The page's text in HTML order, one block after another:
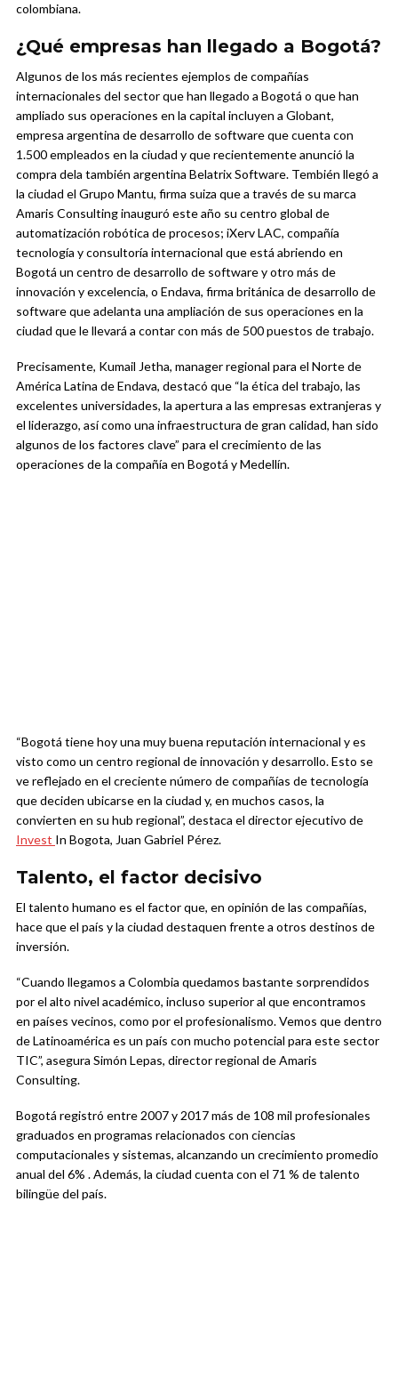
colombiana.
¿Qué empresas han llegado a Bogotá?
Algunos de los más recientes ejemplos de compañías
internacionales del sector que han llegado a Bogotá o que han
ampliado sus operaciones en la capital incluyen a Globant,
empresa argentina de desarrollo de software que cuenta con
1.500 empleados en la ciudad y que recientemente anunció la
compra dela también argentina Belatrix Software. Tembién llegó a
la ciudad el Grupo Mantu, firma suiza que a través de su marca
Amaris Consulting inauguró este año su centro global de
automatización robótica de procesos; iXerv LAC, compañía
tecnología y consultoría internacional que está abriendo en
Bogotá un centro de desarrollo de software y otro más de
innovación y excelencia, o Endava, firma británica de desarrollo de
software que adelanta una ampliación de sus operaciones en la
ciudad que le llevará a contar con más de 500 puestos de trabajo.
Precisamente, Kumail Jetha, manager regional para el Norte de
América Latina de Endava, destacó que “la ética del trabajo, las
excelentes universidades, la apertura a las empresas extranjeras y
el liderazgo, así como una infraestructura de gran calidad, han sido
algunos de los factores clave” para el crecimiento de las
operaciones de la compañía en Bogotá y Medellín.
“Bogotá tiene hoy una muy buena reputación internacional y es
visto como un centro regional de innovación y desarrollo. Esto se
ve reflejado en el creciente número de compañías de tecnología
que deciden ubicarse en la ciudad y, en muchos casos, la
convierten en su hub regional”, destaca el director ejecutivo de
Invest In Bogota, Juan Gabriel Pérez.
Talento, el factor decisivo
El talento humano es el factor que, en opinión de las compañías,
hace que el país y la ciudad destaquen frente a otros destinos de
inversión.
“Cuando llegamos a Colombia quedamos bastante sorprendidos
por el alto nivel académico, incluso superior al que encontramos
en países vecinos, como por el profesionalismo. Vemos que dentro
de Latinoamérica es un país con mucho potencial para este sector
TIC”, asegura Simón Lepas, director regional de Amaris
Consulting.
Bogotá registró entre 2007 y 2017 más de 108 mil profesionales
graduados en programas relacionados con ciencias
computacionales y sistemas, alcanzando un crecimiento promedio
anual del 6% . Además, la ciudad cuenta con el 71 % de talento
bilingüe del país.